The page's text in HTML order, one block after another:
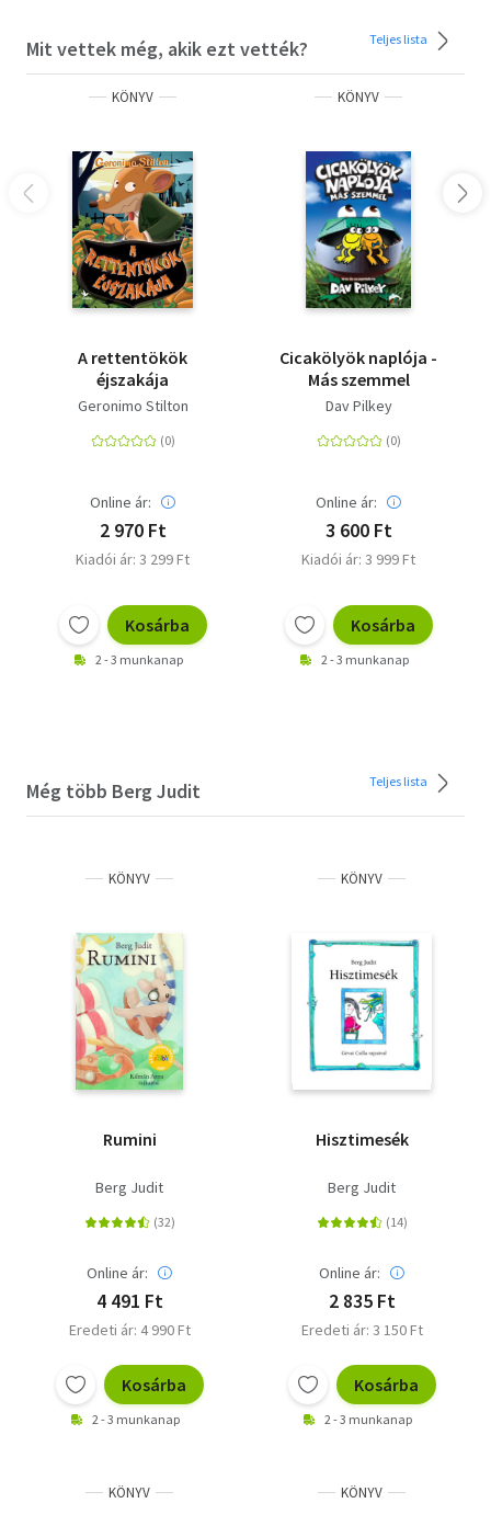
Mit vettek még, akik ezt vették? Teljes lista
KÖNYV
A rettentökök
éjszakája
Geronimo Stilton
Online ár:
2 970 Ft
Kiadói ár: 3 299 Ft
Kosárba
2 - 3 munkanap
KÖNYV
Cicakölyök naplója -
Más szemmel
Dav Pilkey
Online ár:
3 600 Ft
Kiadói ár: 3 999 Ft
Kosárba
2 - 3 munkanap
Még több Berg Judit Teljes lista
KÖNYV
Rumini
Berg Judit
Online ár:
4 491 Ft
Eredeti ár: 4 990 Ft
Kosárba
2 - 3 munkanap
KÖNYV
Hisztimesék
Berg Judit
Online ár:
2 835 Ft
Eredeti ár: 3 150 Ft
Kosárba
2 - 3 munkanap
KÖNYV KÖNYV